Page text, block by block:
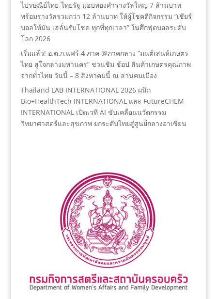
ไปรษณีย์ไทย-ไทยรัฐ มอบทองคำรางวัลใหญ่ 7 ล้านบาท
พร้อมรางวัลรวมกว่า 12 ล้านบาท ให้ผู้โชคดีกิจกรรม “เชียร์
บอลให้มัน เฮลั่นรับโชค ทุกที่ทุกเวลา” ในศึกฟุตบอลระดับ
โลก 2026
เริ่มแล้ว! อ.ต.ก.แฟร์ 4 ภาค @ภาคกลาง “มนต์เสน่ห์เกษตร
ไทย สู่ใจกลางมหานคร” ชวนชิม ช้อป สินค้าเกษตรคุณภาพ
จากทั่วไทย วันนี้ – 8 สิงหาคมนี้ ณ ลานคนเมือง
Thailand LAB INTERNATIONAL 2026 ผนึก
Bio+HealthTech INTERNATIONAL และ FutureCHEM
INTERNATIONAL เปิดเวที AI ขับเคลื่อนนวัตกรรม
วิทยาศาสตร์และสุขภาพ ยกระดับไทยสู่ศูนย์กลางอาเซียน